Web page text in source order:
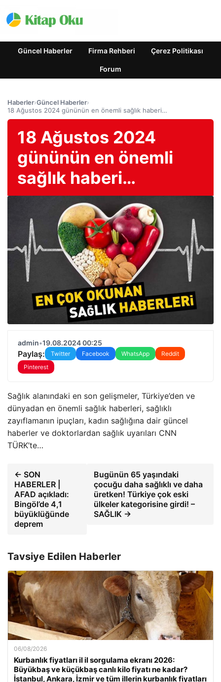
Güncel Haberler Firma Rehberi Çerez Politikası
Forum
Haberler›Güncel Haberler›
18 Ağustos 2024 gününün en önemli sağlık haberi…
18 Ağustos 2024
gününün en önemli
sağlık haberi…
admin•19.08.2024 00:25
Paylaş: Twitter Facebook WhatsApp
Reddit
Pinterest
Sağlık alanındaki en son gelişmeler, Türkiye’den ve
dünyadan en önemli sağlık haberleri, sağlıklı
zayıflamanın ipuçları, kadın sağlığına dair güncel
haberler ve doktorlardan sağlık uyarıları CNN
TÜRK’te…
← SON
HABERLER |
AFAD açıkladı:
Bingöl’de 4,1
büyüklüğünde
deprem
Bugünün 65 yaşındaki
çocuğu daha sağlıklı ve daha
üretken! Türkiye çok eski
ülkeler kategorisine girdi! –
SAĞLIK →
Tavsiye Edilen Haberler
06/08/2026
Kurbanlık fiyatları il il sorgulama ekranı 2026:
Büyükbaş ve küçükbaş canlı kilo fiyatı ne kadar?
İstanbul, Ankara, İzmir ve tüm illerin kurbanlık fiyatları